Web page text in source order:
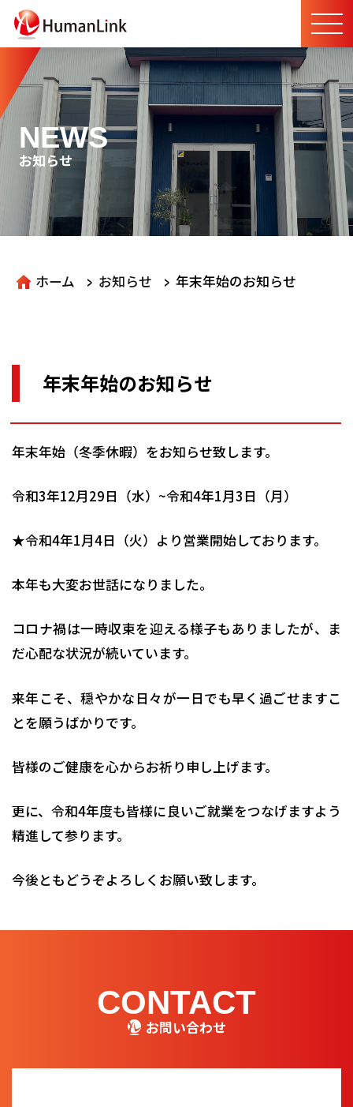
NEWS
お知らせ
ホーム > お知らせ > 年末年始のお知らせ
年末年始のお知らせ
年末年始（冬季休暇）をお知らせ致します。
令和3年12月29日（水）~令和4年1月3日（月）
★令和4年1月4日（火）より営業開始しております。
本年も大変お世話になりました。
コロナ禍は一時収束を迎える様子もありましたが、ま
だ心配な状況が続いています。
来年こそ、穏やかな日々が一日でも早く過ごせますこ
とを願うばかりです。
皆様のご健康を心からお祈り申し上げます。
更に、令和4年度も皆様に良いご就業をつなげますよう
精進して参ります。
今後ともどうぞよろしくお願い致します。
CONTACT
お問い合わせ